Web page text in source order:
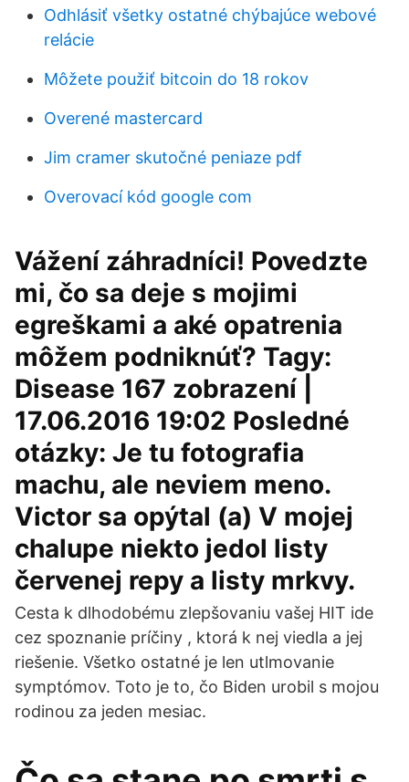
Odhlásiť všetky ostatné chýbajúce webové
relácie
Môžete použiť bitcoin do 18 rokov
Overené mastercard
Jim cramer skutočné peniaze pdf
Overovací kód google com
Vážení záhradníci! Povedzte
mi, čo sa deje s mojimi
egreškami a aké opatrenia
môžem podniknúť? Tagy:
Disease 167 zobrazení |
17.06.2016 19:02 Posledné
otázky: Je tu fotografia
machu, ale neviem meno.
Victor sa opýtal (a) V mojej
chalupe niekto jedol listy
červenej repy a listy mrkvy.
Cesta k dlhodobému zlepšovaniu vašej HIT ide
cez spoznanie príčiny , ktorá k nej viedla a jej
riešenie. Všetko ostatné je len utlmovanie
symptómov. Toto je to, čo Biden urobil s mojou
rodinou za jeden mesiac.